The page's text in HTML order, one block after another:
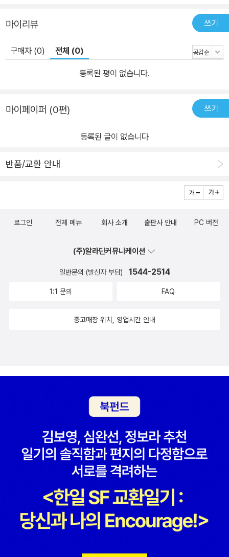
마이리뷰 쓰기
구매자 (0) 전체 (0)
등록된 평이 없습니다.
마이페이퍼 (0편) 쓰기
등록된 글이 없습니다
반품/교환 안내
로그인 전체 메뉴 회사 소개 출판사 안내 PC 버전
(주)알라딘커뮤니케이션
일반문의 (발신자 부담) 1544-2514
1:1 문의 FAQ
중고매장 위치, 영업시간 안내